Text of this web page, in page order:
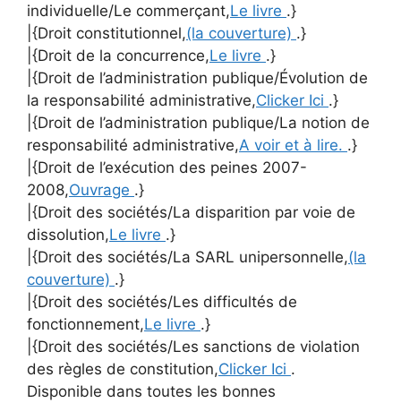
individuelle/Le commerçant,Le livre .}
|{Droit constitutionnel,(la couverture) .}
|{Droit de la concurrence,Le livre .}
|{Droit de l’administration publique/Évolution de
la responsabilité administrative,Clicker Ici .}
|{Droit de l’administration publique/La notion de
responsabilité administrative,A voir et à lire. .}
|{Droit de l’exécution des peines 2007-
2008,Ouvrage .}
|{Droit des sociétés/La disparition par voie de
dissolution,Le livre .}
|{Droit des sociétés/La SARL unipersonnelle,(la
couverture) .}
|{Droit des sociétés/Les difficultés de
fonctionnement,Le livre .}
|{Droit des sociétés/Les sanctions de violation
des règles de constitution,Clicker Ici .
Disponible dans toutes les bonnes